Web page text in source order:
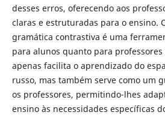
desses erros, oferecendo aos
claras e estruturadas para o ensino.
gramática contrastiva é uma
para alunos quanto para professores
apenas facilita o aprendizado do
russo, mas também serve como um
os professores, permitindo-lhes
ensino às necessidades específicas